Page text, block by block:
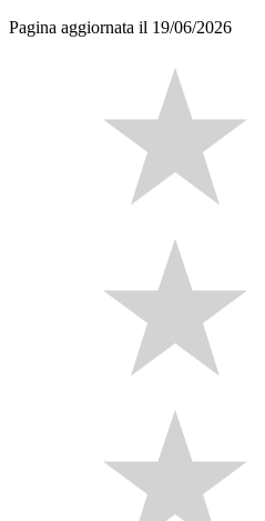
Pagina aggiornata il 19/06/2026